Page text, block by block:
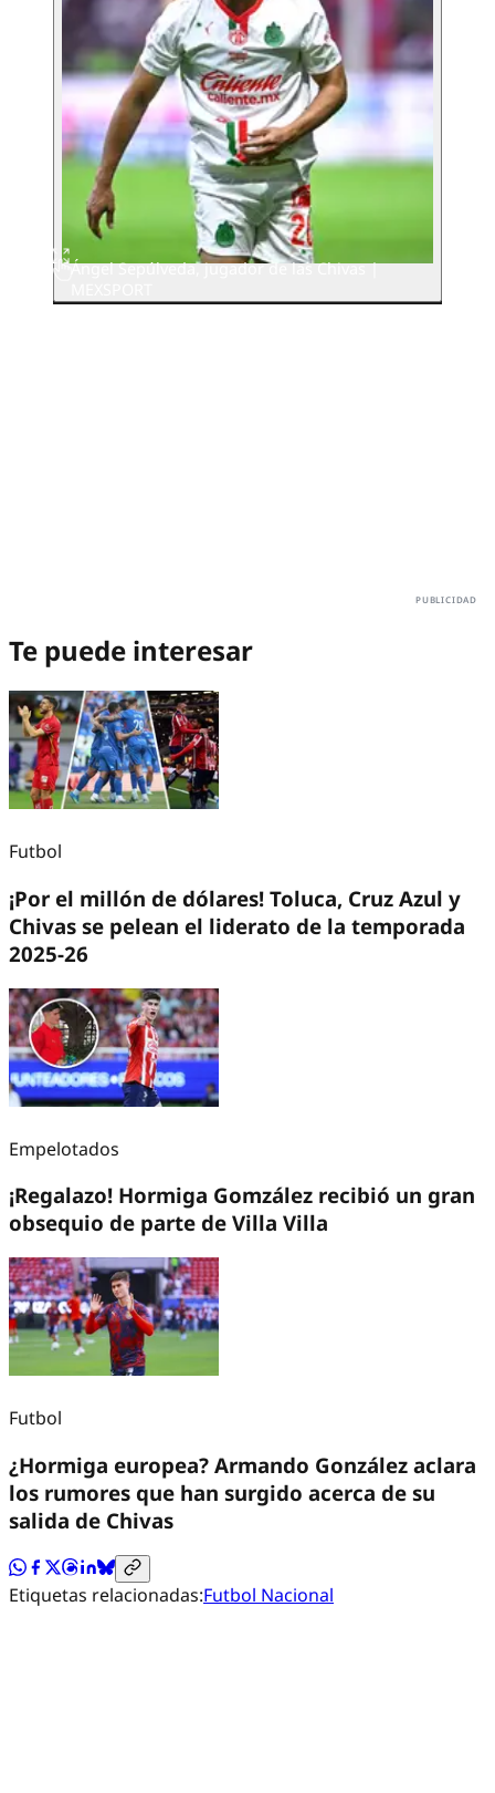
Ángel Sepúlveda, jugador de las Chivas |
Te puede interesar
Futbol
¡Por el millón de dólares! Toluca, Cruz Azul y
Chivas se pelean el liderato de la temporada
2025-26
Empelotados
¡Regalazo! Hormiga Gomzález recibió un gran
obsequio de parte de Villa Villa
Futbol
¿Hormiga europea? Armando González aclara
los rumores que han surgido acerca de su
salida de Chivas
Etiquetas relacionadas:Futbol Nacional